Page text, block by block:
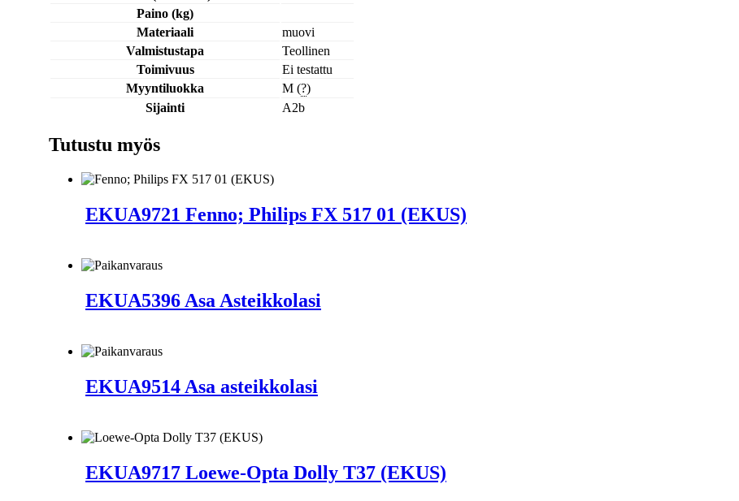
Paino (kg)
Materiaali
muovi
Valmistustapa
Teollinen
Toimivuus
Ei testattu
Myyntiluokka
M (?)
Sijainti
A2b
Tutustu myös
EKUA9721 Fenno; Philips FX 517 01 (EKUS)
EKUA5396 Asa Asteikkolasi
EKUA9514 Asa asteikkolasi
EKUA9717 Loewe-Opta Dolly T37 (EKUS)